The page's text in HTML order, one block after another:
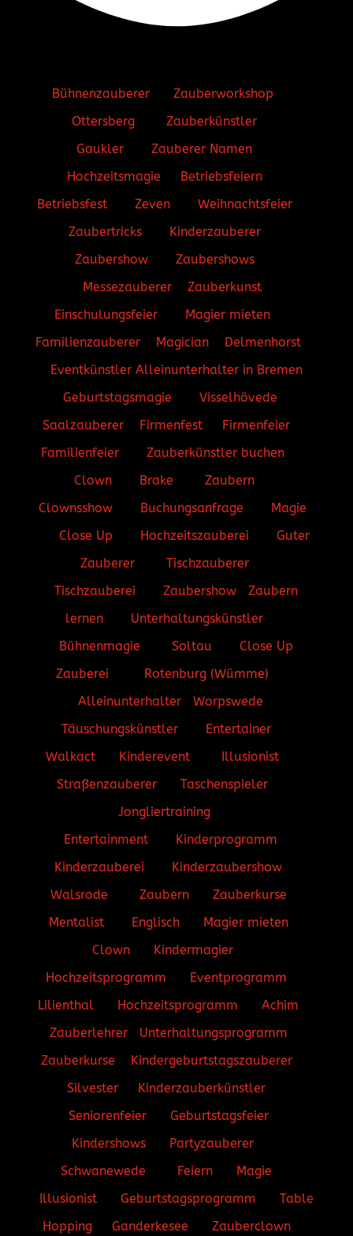
Bühnenzauberer
Zauberworkshop
Ottersberg
Zauberkünstler
Gaukler
Zauberer Namen
Hochzeitsmagie
Betriebsfeiern
Betriebsfest
Zeven
Weihnachtsfeier
Zaubertricks
Kinderzauberer
Zaubershow
Zaubershows
Messezauberer
Zauberkunst
Einschulungsfeier
Magier mieten
Familienzauberer
Magician
Delmenhorst
EventkünstlerAlleinunterhalter in Bremen
Geburtstagsmagie
Visselhövede
Saalzauberer
Firmenfest
Firmenfeier
Familienfeier
Zauberkünstler buchen
Clown
Brake
Zaubern
Clownsshow
Buchungsanfrage
Magie
Close Up
Hochzeitszauberei
Guter
Zauberer
Tischzauberer
Tischzauberei
Zaubershow
Zaubern
lernen
Unterhaltungskünstler
Bühnenmagie
Soltau
Close Up
Zauberei
Rotenburg (Wümme)
Alleinunterhalter
Worpswede
Täuschungskünstler
Entertainer
Walkact
Kinderevent
Illusionist
Straßenzauberer
Taschenspieler
Jongliertraining
Entertainment
Kinderprogramm
Kinderzauberei
Kinderzaubershow
Walsrode
Zaubern
Zauberkurse
Mentalist
Englisch
Magier mieten
Clown
Kindermagier
Hochzeitsprogramm
Eventprogramm
Lilienthal
Hochzeitsprogramm
Achim
Zauberlehrer
Unterhaltungsprogramm
Zauberkurse
Kindergeburtstagszauberer
Silvester
Kinderzauberkünstler
Seniorenfeier
Geburtstagsfeier
Kindershows
Partyzauberer
Schwanewede
Feiern
Magie
Illusionist
Geburtstagsprogramm
Table
Hopping
Ganderkesee Zauberclown